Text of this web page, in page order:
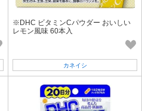
※DHC ビタミンCパウダー おいしい
レモン風味 60本入
カネイシ